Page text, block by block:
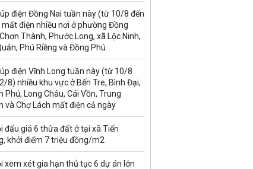
điện Đồng Nai tuần này (từ 10/8 đến
điện nhiều nơi ở phường Đồng
Thành, Phước Long, xã Lộc Ninh,
Phú Riềng và Đồng Phú
điện Vĩnh Long tuần này (từ 10/8
8) nhiều khu vực ở Bến Tre, Bình Đại,
Phú, Long Châu, Cái Vồn, Trung
và Chợ Lách mất điện cả ngày
đấu giá 6 thửa đất ở tại xã Tiến
khởi điểm 7 triệu đồng/m2
xem xét gia hạn thủ tục 6 dự án lớn